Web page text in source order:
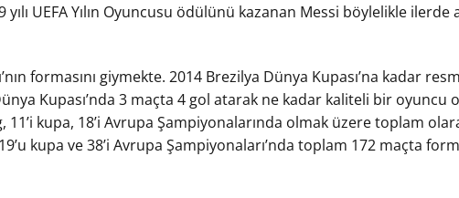
UEFA Yılın Oyuncusu ödülünü kazanan Messi böylelikle ilerde
formasını giymekte. 2014 Brezilya Dünya Kupası’na kadar
Kupası’nda 3 maçta 4 gol atarak ne kadar kaliteli bir oyuncu
11’i kupa, 18’i Avrupa Şampiyonalarında olmak üzere toplam
kupa ve 38’i Avrupa Şampiyonaları’nda toplam 172 maçta